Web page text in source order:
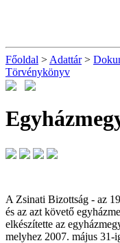
Főoldal > Adattár>
Törvénykönyv
A Zsinati Bizottság - az
és az azt követő
elkészítette az
melyhez 2007. május 31-